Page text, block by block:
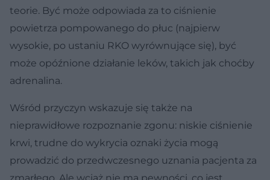
teorie. Być może odpowiada za to ciśnienie
powietrza pompowanego do płuc (najpierw
wysokie, po ustaniu RKO wyrównujące się), być
może opóźnione działanie leków, takich jak choćby
adrenalina.
Wśród przyczyn wskazuje się także na
nieprawidłowe rozpoznanie zgonu: niskie ciśnienie
krwi, trudne do wykrycia oznaki życia mogą
prowadzić do przedwczesnego uznania pacjenta za